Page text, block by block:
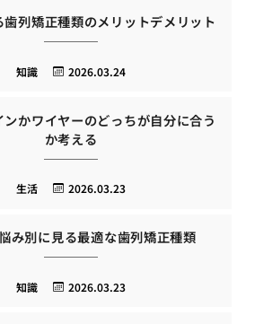
列矯正種類のメリットデメリット
2026.03.24
知識
かワイヤーのどっちが自分に合う
か考える
2026.03.23
生活
み別に見る最適な歯列矯正種類
2026.03.23
知識